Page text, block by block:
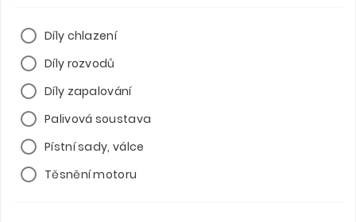
Díly chlazení
Díly rozvodů
Díly zapalování
Palivová soustava
Pístní sady, válce
Těsnění motoru